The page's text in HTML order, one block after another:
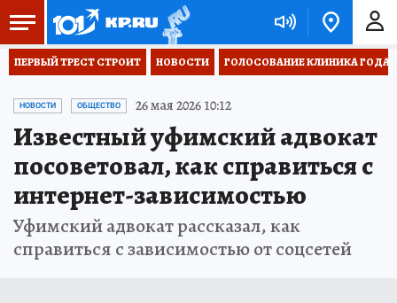
ПЕРВЫЙ ТРЕСТ СТРОИТ НОВОСТИ ГОЛОСОВАНИЕ КЛИНИКА ГОДА
НОВОСТИ ОБЩЕСТВО 26 мая 2026 10:12
Известный уфимский адвокат
посоветовал, как справиться с
интернет-зависимостью
Уфимский адвокат рассказал, как
справиться с зависимостью от соцсетей